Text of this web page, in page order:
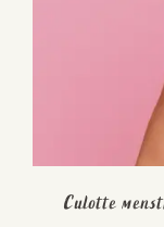
Culotte